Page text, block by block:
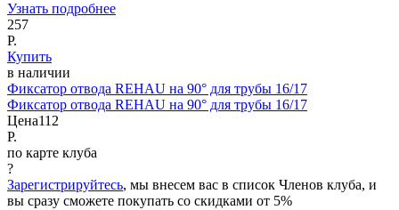
Узнать подробнее
257
Р.
Купить
в наличии
Фиксатор отвода REHAU на 90° для трубы 16/17
Фиксатор отвода REHAU на 90° для трубы 16/17
Цена112
Р.
по карте клуба
?
Зарегистрируйтесь, мы внесем вас в список Членов клуба, и
вы сразу сможете покупать со скидками от 5%